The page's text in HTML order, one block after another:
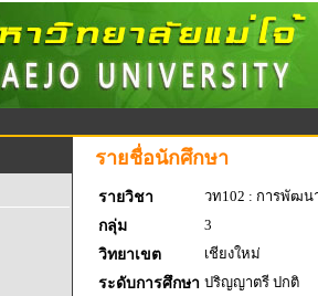
รายชื่อนักศึกษา
รายวิชา
วท102 : การพัฒน
กลุ่ม
3
วิทยาเขต
เชียงใหม่
ระดับการศึกษา ปริญญาตรี ปกติ